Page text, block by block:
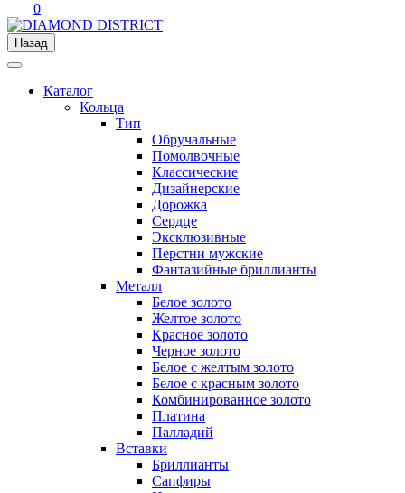
0
Назад
Каталог
Кольца
Тип
Обручальные
Помолвочные
Классические
Дизайнерские
Дорожка
Сердце
Эксклюзивные
Перстни мужские
Фантазийные бриллианты
Металл
Белое золото
Желтое золото
Красное золото
Черное золото
Белое с желтым золото
Белое с красным золото
Комбинированное золото
Платина
Палладий
Вставки
Бриллианты
Сапфиры